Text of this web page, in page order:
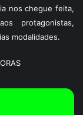
nos chegue feita,
protagonistas,
modalidades.